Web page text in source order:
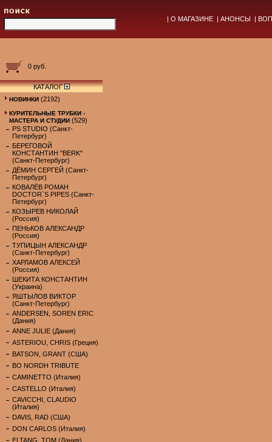
| О МАГАЗИНЕ | АНОНСЫ |
0 руб.
КАТАЛОГ
НОВИНКИ (2192)
КУРИТЕЛЬНЫЕ ТРУБКИ -
МАСТЕРА И СТУДИИ (529)
PS STUDIO (Санкт-
Петербург)
БЕРЕГОВОЙ
КОНСТАНТИН "BERK"
(Санкт-Петербург)
ДЁМИН СЕРГЕЙ (Санкт-
Петербург)
КОВАЛЁВ РОМАН
DOCTOR`S PIPES (Санкт-
Петербург)
КОЗЫРЕВ НИКОЛАЙ
(Россия)
ПЕНЬКОВ АЛЕКСАНДР
(Россия)
ТУПИЦЫН АЛЕКСАНДР
(Санкт-Петербург)
ХАРЛАМОВ АЛЕКСЕЙ
(Россия)
ШЕКИТА КОНСТАНТИН
(Украина)
ЯШТЫЛОВ ВИКТОР
(Санкт-Петербург)
ANDERSEN, SOREN ERIC
(Дания)
ANNE JULIE (Дания)
ASTERIOU, CHRIS (Греция)
BATSON, GRANT (США)
BO NORDH TRIBUTE
CAMINETTO (Италия)
CASTELLO (Италия)
CAVICCHI, CLAUDIO
(Италия)
DAVIS, RAD (США)
DON CARLOS (Италия)
ELTANG, TOM (Дания)